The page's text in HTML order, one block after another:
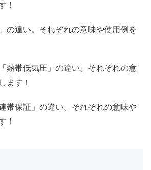
！
の違い。それぞれの意味や使用例を
熱帯低気圧」の違い。それぞれの意
ます！
帯保証」の違い。それぞれの意味や
！